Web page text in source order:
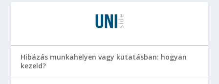
Hibázás munkahelyen vagy kutatásban: hogyan
kezeld?